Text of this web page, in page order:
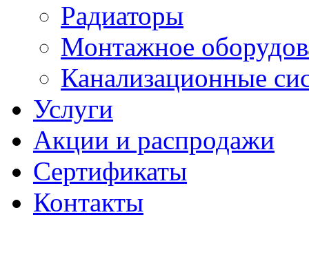
Радиаторы
Монтажное
Канализационные
Услуги
Акции и распродажи
Сертификаты
Контакты